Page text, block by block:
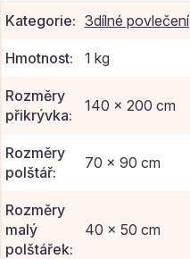
Kategorie: 3dílné povlečení
Hmotnost: 1 kg
Rozměry
přikrývka:
140 x 200 cm
Rozměry
polštář:
70 x 90 cm
Rozměry
malý
polštářek:
40 x 50 cm